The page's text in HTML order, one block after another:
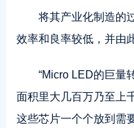
将其产业化制造的
效率和良率较低，并由
“Micro LED的巨量
面积里大几百万乃至上
这些芯片一个个放到需